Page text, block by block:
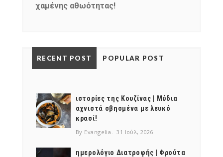
χαμένης αθωότητας!
RECENT POST POPULAR POST
ιστορίες της Κουζίνας | Μύδια
αχνιστά σβησμένα με λευκό
κρασί!
By Evangelia 31 Ιούλ, 2026
ημερολόγιο Διατροφής | Φρούτα